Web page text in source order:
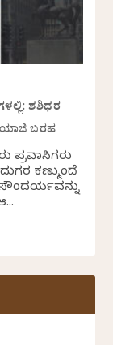
ಶಶಿಧರ
ಯಾಜಿ ಬರಹ
ಪ್ರವಾಸಿಗರು
ಕಣ್ಮುಂದೆ
ಸೌಂದರ್ಯವನ್ನು